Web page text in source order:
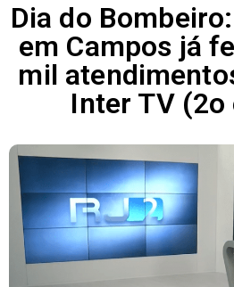
Dia do
em Campos já
mil
Inter TV (2o